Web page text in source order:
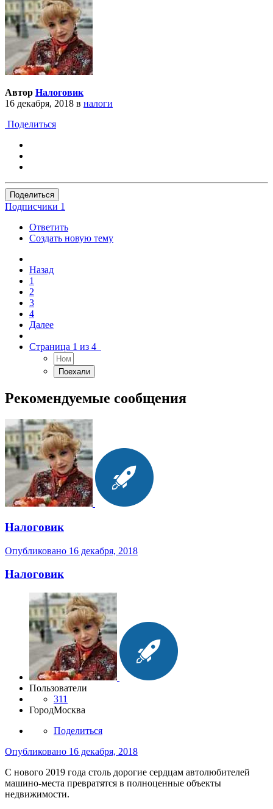
Автор Налоговик
16 декабря, 2018 в налоги
Поделиться
Поделиться
Подписчики 1
Ответить
Создать новую тему
Назад
1
2
3
4
Далее
Страница 1 из 4
Рекомендуемые сообщения
Налоговик
Опубликовано 16 декабря, 2018
Налоговик
Пользователи
311
ГородМосква
Поделиться
Опубликовано 16 декабря, 2018
С нового 2019 года столь дорогие сердцам автолюбителей
машино-места превратятся в полноценные объекты
недвижимости.